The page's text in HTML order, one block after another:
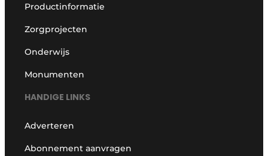
Productinformatie
Zorgprojecten
Onderwijs
Monumenten
HANDIGE LINKS
Adverteren
Abonnement aanvragen